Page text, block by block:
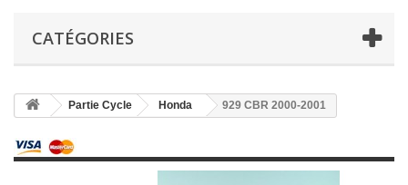
CATÉGORIES
Partie Cycle Honda 929 CBR 2000-2001